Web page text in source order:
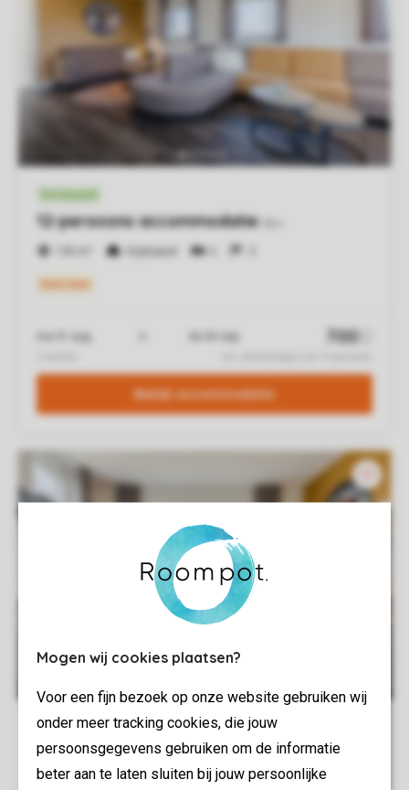
Mogen wij cookies plaatsen?
Voor een fijn bezoek op onze website gebruiken wij
onder meer tracking cookies, die jouw
persoonsgegevens gebruiken om de informatie
beter aan te laten sluiten bij jouw persoonlijke